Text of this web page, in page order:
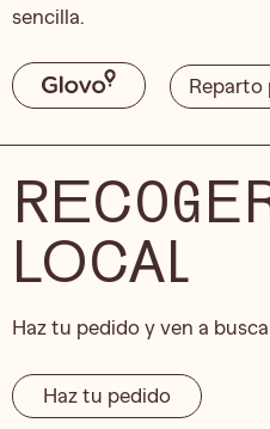
sencilla.
Reparto
LOCAL
Haz tu pedido y ven a
Haz tu pedido